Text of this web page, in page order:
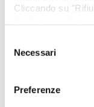
Cliccando su
quello tecnico.
delNecessari
Preferenze